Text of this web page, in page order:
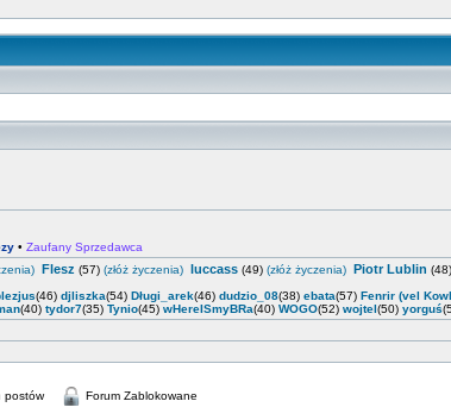
• Zaufany Sprzedawca
Flesz (57) (złóż życzenia) luccass (49) (złóż życzenia) Piotr Lublin (48)
(46) djliszka(54) Długi_arek(46) dudzio_08(38) ebata(57) Fenrir (vel
(40) tydor7(35) Tynio(45) wHereISmyBRa(40) WOGO(52) wojtel(50) yorguś
postów Forum Zablokowane